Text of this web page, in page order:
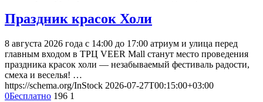
Праздник красок Холи
8 августа 2026 года с 14:00 до 17:00 атриум и улица перед
главным входом в ТРЦ VEER Mall станут место проведения
праздника красок холи — незабываемый фестиваль радости,
смеха и веселья! …
https://schema.org/InStock 2026-07-27T00:15:00+03:00
0Бесплатно 196 1